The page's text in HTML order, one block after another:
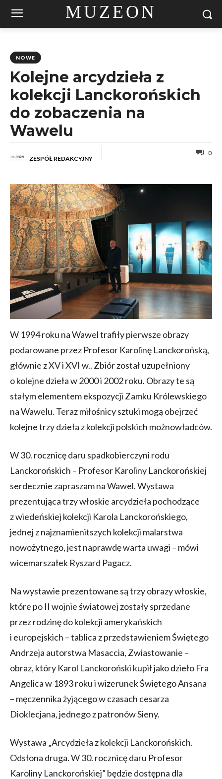
MUZEON
NOWE
Kolejne arcydzieła z
kolekcji Lanckorońskich
do zobaczenia na
Wawelu
ZESPÓŁ REDAKCYJNY
0
W 1994 roku na Wawel trafiły pierwsze obrazy
podarowane przez Profesor Karolinę Lanckorońską,
głównie z XV i XVI w.. Zbiór został uzupełniony
o kolejne dzieła w 2000 i 2002 roku. Obrazy te są
stałym elementem ekspozycji Zamku Królewskiego
na Wawelu. Teraz miłośnicy sztuki mogą obejrzeć
kolejne trzy dzieła z kolekcji polskich możnowładców.
W 30. rocznicę daru spadkobierczyni rodu
Lanckorońskich – Profesor Karoliny Lanckorońskiej
serdecznie zapraszam na Wawel. Wystawa
prezentująca trzy włoskie arcydzieła pochodzące
z wiedeńskiej kolekcji Karola Lanckorońskiego,
jednej z najznamienitszych kolekcji malarstwa
nowożytnego, jest naprawdę warta uwagi – mówi
wicemarszałek Ryszard Pagacz.
Na wystawie prezentowane są trzy obrazy włoskie,
które po II wojnie światowej zostały sprzedane
przez rodzinę do kolekcji amerykańskich
i europejskich – tablica z przedstawieniem Świętego
Andrzeja autorstwa Masaccia, Zwiastowanie –
obraz, który Karol Lanckoroński kupił jako dzieło Fra
Angelica w 1893 roku i wizerunek Świętego Ansana
– męczennika żyjącego w czasach cesarza
Dioklecjana, jednego z patronów Sieny.
Wystawa „Arcydzieła z kolekcji Lanckorońskich.
Odsłona druga. W 30. rocznicę daru Profesor
Karoliny Lanckorońskiej” będzie dostępna dla